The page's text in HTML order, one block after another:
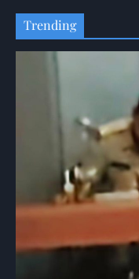
Trending